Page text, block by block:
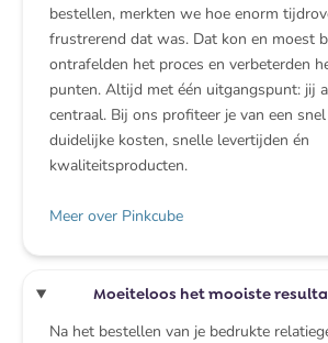
bestellen, merkten we hoe enorm
frustrerend dat was. Dat kon en moest
ontrafelden het proces en verbeterden
punten. Altijd met één uitgangspunt: jij
centraal. Bij ons profiteer je van een
duidelijke kosten, snelle levertijden én
kwaliteitsproducten.
Meer over Pinkcube
Moeiteloos het mooiste
Na het bestellen van je bedrukte